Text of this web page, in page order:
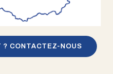
? CONTACTEZ-NOUS